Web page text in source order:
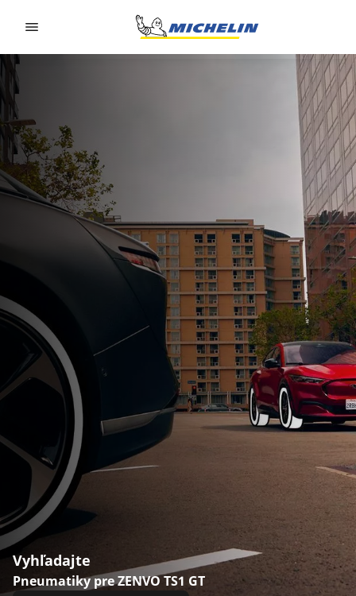
Vyhľadajte
Pneumatiky pre ZENVO TS1 GT